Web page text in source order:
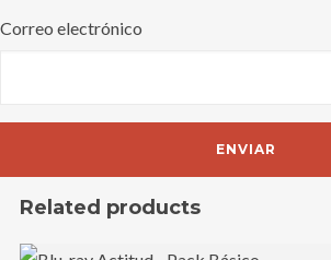
Correo electrónico
Related products